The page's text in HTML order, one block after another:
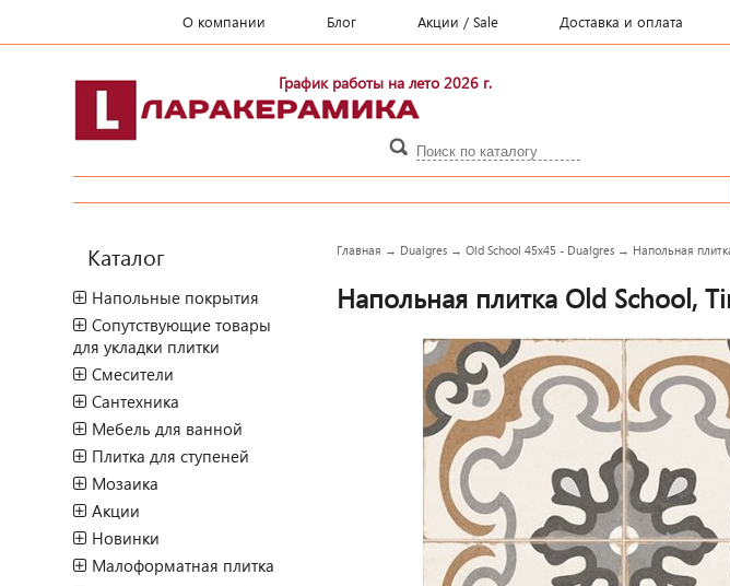
О компании Блог Акции / Sale Доставка и оплата
График работы на лето 2026 г.
Каталог
Напольные покрытия
Сопутствующие товары
для укладки плитки
Смесители
Сантехника
Мебель для ванной
Плитка для ступеней
Мозаика
Акции
Новинки
Малоформатная плитка
Главная → Dualgres →Old School 45x45 - Dualgres → Напольная
Напольная плитка Old School,